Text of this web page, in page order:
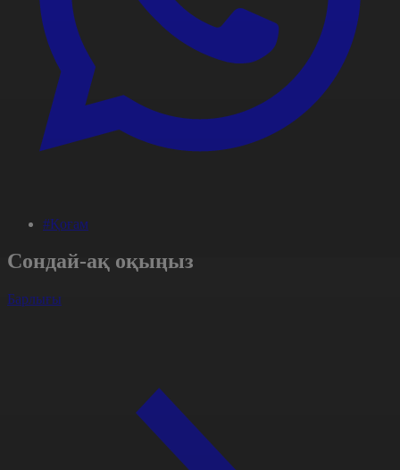
#Қоғам
Сондай-ақ оқыңыз
Барлығы